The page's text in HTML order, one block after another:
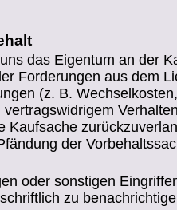
das Eigentum an der
Forderungen aus dem
(z. B.
vertragswidrigem
Kaufsache
der
oder sonstigen
zu